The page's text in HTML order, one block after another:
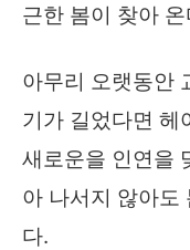
근한 봄이 찾아
아무리 오랫동안
기가 길었다면 헤
새로운을 인연을
아 나서지 않아도
다.